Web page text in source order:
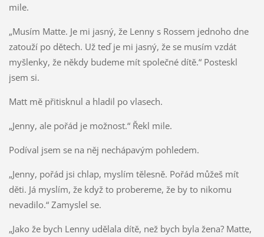
mile.
„Musím Matte. Je mi jasný, že Lenny s Rossem jednoho dne
zatouží po dětech. Už teď je mi jasný, že se musím vzdát
myšlenky, že někdy budeme mít společné dítě.“ Posteskl
jsem si.
Matt mě přitisknul a hladil po vlasech.
„Jenny, ale pořád je možnost.“ Řekl mile.
Podíval jsem se na něj nechápavým pohledem.
„Jenny, pořád jsi chlap, myslím tělesně. Pořád můžeš mít
děti. Já myslím, že když to probereme, že by to nikomu
nevadilo.“ Zamyslel se.
„Jako že bych Lenny udělala dítě, než bych byla žena? Matte,